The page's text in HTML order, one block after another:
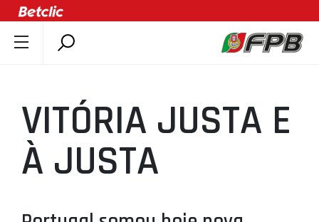
DOCUMENTOS
ÚLTIMAS
COMPETIÇÕES
ASSOCIAÇÕES
VITÓRIA JUSTA E
À JUSTA